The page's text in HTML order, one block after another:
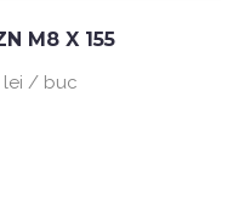
M8 X 155
lei / buc